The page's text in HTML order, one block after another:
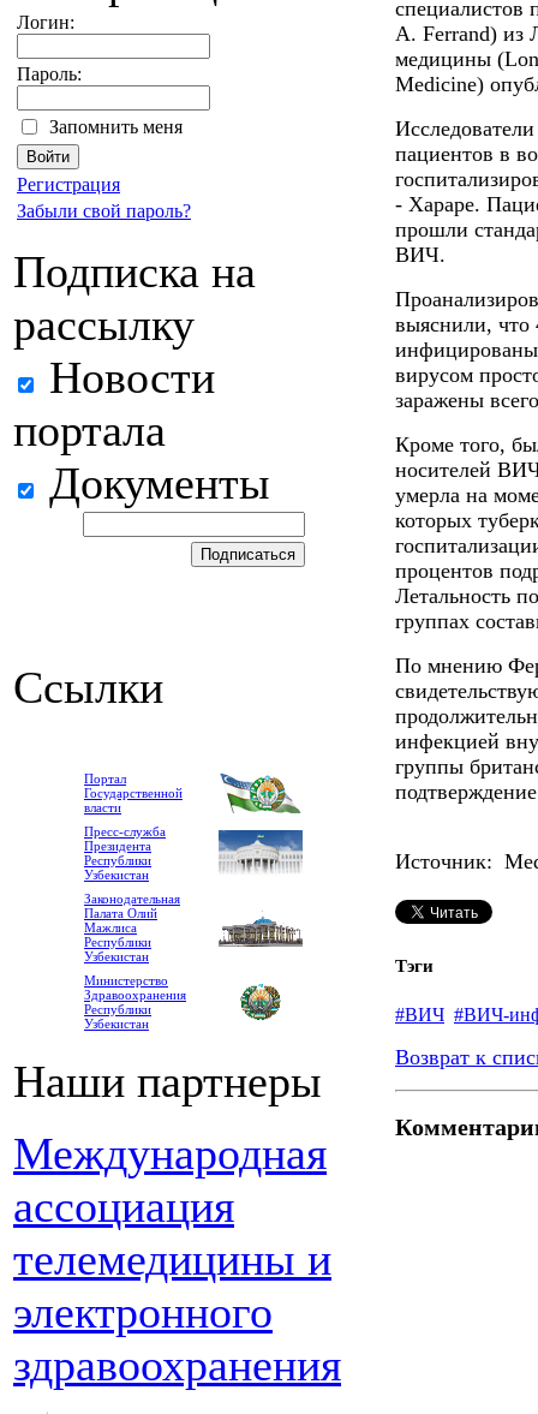
Логин:
Пароль:
Запомнить меня
Регистрация
Забыли свой пароль?
Подписка на
рассылку
Новости
портала
Документы
Ссылки
Портал
Государственной
власти
Пресс-служба
Президента
Республики
Узбекистан
Законодательная
Палата Олий
Мажлиса
Республики
Узбекистан
Министерство
Здравоохранения
Республики
Узбекистан
Наши партнеры
Международная
ассоциация
телемедицины и
электронного
здравоохранения
специалистов
A. Ferrand) из
медицины
Medicine)
пациентов в
- Хараре.
прошли
ВИЧ.
выяснили, что
вирусом
заражены
Кроме того,
носителей
умерла на
которых
процентов
Летальность
группах
По мнению
инфекцией
группы
Источник:
Тэги
#ВИЧ #ВИЧ-
Возврат к